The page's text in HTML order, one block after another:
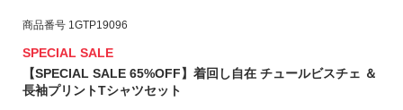
カ
ゴ
リ
か
商品番号 1GTP19096
SPECIAL SALE
【SPECIAL SALE 65%OFF】着回し自在 チュールビスチェ ＆
長袖プリントTシャツセット